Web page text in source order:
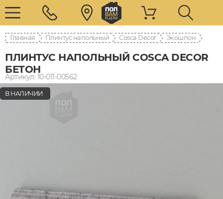
Главная Плинтус напольный Cosca Decor Экошпон
ПЛИНТУС НАПОЛЬНЫЙ COSCA DECOR
БЕТОН
Артикул: 10-011-00562
В НАЛИЧИИ